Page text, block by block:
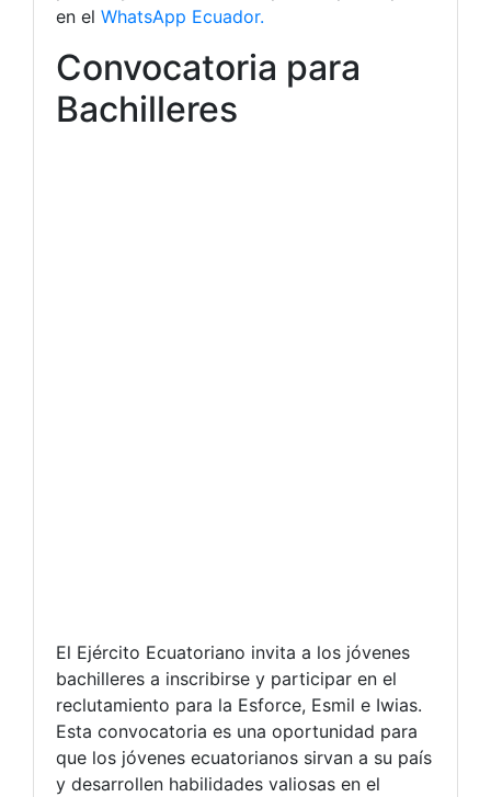
en el WhatsApp Ecuador.
Convocatoria para
Bachilleres
El Ejército Ecuatoriano invita a los jóvenes
bachilleres a inscribirse y participar en el
reclutamiento para la Esforce, Esmil e Iwias.
Esta convocatoria es una oportunidad para
que los jóvenes ecuatorianos sirvan a su país
y desarrollen habilidades valiosas en el